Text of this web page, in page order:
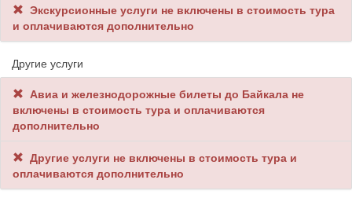
Экскурсионные услуги не включены в стоимость тура
и оплачиваются дополнительно
Другие услуги
Авиа и железнодорожные билеты до Байкала не
включены в стоимость тура и оплачиваются
дополнительно
Другие услуги не включены в стоимость тура и
оплачиваются дополнительно